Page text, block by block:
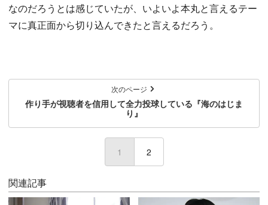
なのだろうとは感じていたが、いよいよ本丸と言えるテー
マに真正面から切り込んできたと言えるだろう。
次のページ
作り手が視聴者を信用して全力投球している『海のはじま
り』
1 (current)
2
関連記事